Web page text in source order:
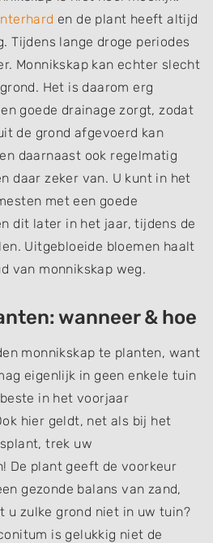
en de plant heeft altijd
Tijdens lange droge periodes
Monnikskap kan echter slecht
Het is daarom erg
goede drainage zorgt, zodat
de grond afgevoerd kan
daarnaast ook regelmatig
daar zeker van. U kunt in het
met een goede
dit later in het jaar, tijdens de
Uitgebloeide bloemen haalt
van monnikskap weg.
wanneer & hoe
monnikskap te planten, want
eigenlijk in geen enkele tuin
in het voorjaar
hier geldt, net als bij het
trek uw
De plant geeft de voorkeur
gezonde balans van zand,
u zulke grond niet in uw tuin?
is gelukkig niet de